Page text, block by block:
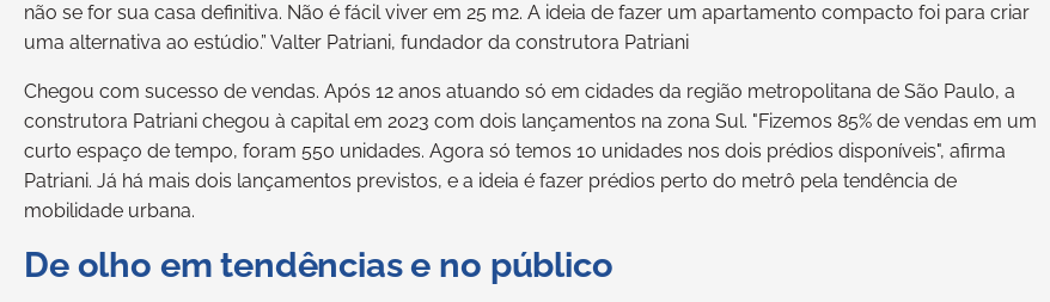
não se for sua casa definitiva. Não é fácil viver em 25 m2. A ideia de fazer um apartamento compacto foi para criar
uma alternativa ao estúdio.” Valter Patriani, fundador da construtora Patriani
Chegou com sucesso de vendas. Após 12 anos atuando só em cidades da região metropolitana de São Paulo, a
construtora Patriani chegou à capital em 2023 com dois lançamentos na zona Sul. "Fizemos 85% de vendas em um
curto espaço de tempo, foram 550 unidades. Agora só temos 10 unidades nos dois prédios disponíveis", afirma
Patriani. Já há mais dois lançamentos previstos, e a ideia é fazer prédios perto do metrô pela tendência de
mobilidade urbana.
De olho em tendências e no público